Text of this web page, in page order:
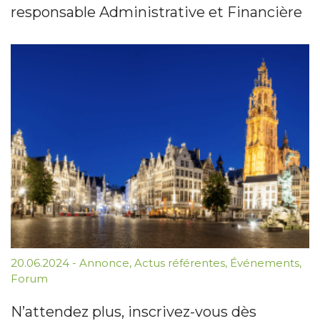
responsable Administrative et Financière
20.06.2024 - Annonce, Actus référentes, Événements,
Forum
N’attendez plus, inscrivez-vous dès